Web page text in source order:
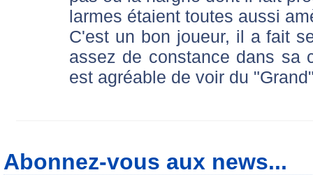
larmes étaient toutes aussi
C'est un bon joueur, il a fait
assez de constance dans sa
est agréable de voir du
Abonnez-vous aux news...